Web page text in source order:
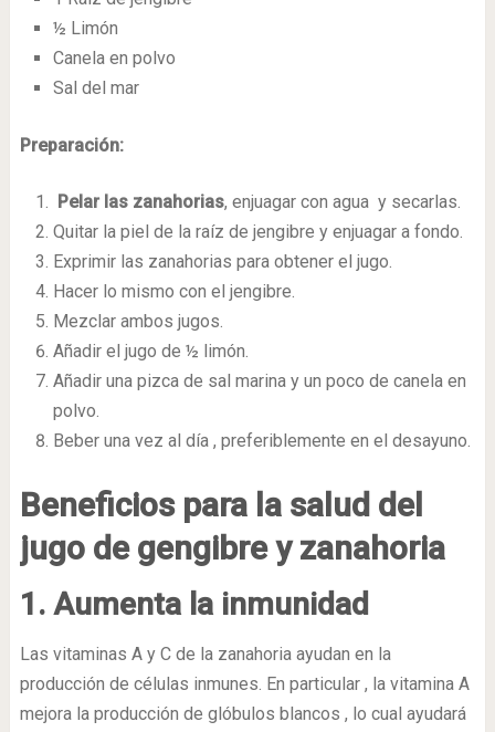
½ Limón
Canela en polvo
Sal del mar
Preparación:
Pelar las zanahorias, enjuagar con agua y secarlas.
Quitar la piel de la raíz de jengibre y enjuagar a fondo.
Exprimir las zanahorias para obtener el jugo.
Hacer lo mismo con el jengibre.
Mezclar ambos jugos.
Añadir el jugo de ½ limón.
Añadir una pizca de sal marina y un poco de canela en
polvo.
Beber una vez al día , preferiblemente en el desayuno.
Beneficios para la salud del
jugo de gengibre y zanahoria
1. Aumenta la inmunidad
Las vitaminas A y C de la zanahoria ayudan en la
producción de células inmunes. En particular , la vitamina A
mejora la producción de glóbulos blancos , lo cual ayudará